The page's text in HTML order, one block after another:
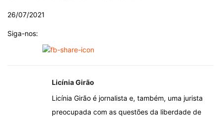
26/07/2021
Siga-nos:
Licínia Girão
Licínia Girão é jornalista e, também, uma jurista
preocupada com as questões da liberdade de